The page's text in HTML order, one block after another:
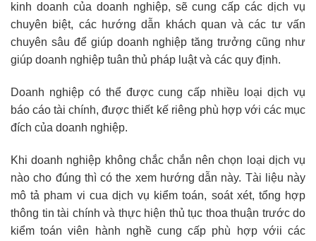
kinh doanh của doanh nghiệp, sẽ cung cấp các dịch vụ
chuyên biệt, các hướng dẫn khách quan và các tư vấn
chuyên sâu để giúp doanh nghiệp tăng trưởng cũng như
giúp doanh nghiệp tuân thủ pháp luật và các quy định.
Doanh nghiệp có thể được cung cấp nhiều loại dịch vụ
báo cáo tài chính, được thiết kế riêng phù hợp với các mục
đích của doanh nghiệp.
Khi doanh nghiệp không chắc chắn nên chọn loại dịch vụ
nào cho đúng thì có the xem hướng dẫn này. Tài liệu này
mô tả pham vi cua dịch vụ kiểm toán, soát xét, tổng hợp
thông tin tài chính và thực hiện thủ tục thoa thuận trước do
kiểm toán viên hành nghề cung cấp phù hợp vớii các